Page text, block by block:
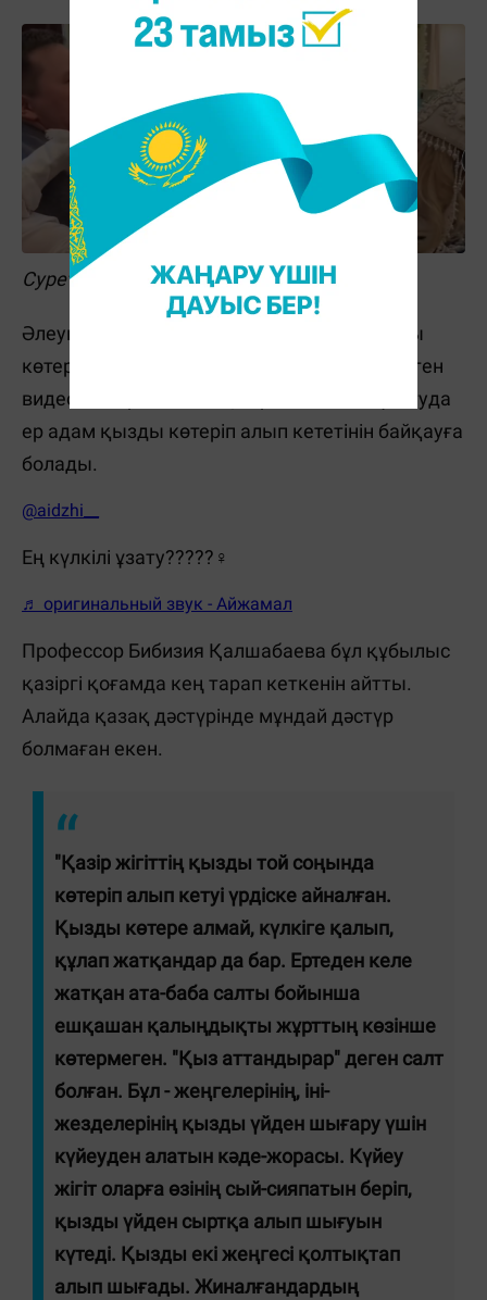
Сурет: TikTok
Әлеуметтік желілерде ұзату кезінде қызды
көтермек болған жігіттің "не жегенсің?" деген
видеосы тараған еді. Қазір кез келген ұзатуда
ер адам қызды көтеріп алып кететінін байқауға
болады.
@aidzhi__
Ең күлкілі ұзату?????‍♀️
♬ оригинальный звук - Айжамал
Профессор Бибизия Қалшабаева бұл құбылыс
қазіргі қоғамда кең тарап кеткенін айтты.
Алайда қазақ дәстүрінде мұндай дәстүр
болмаған екен.
"Қазір жігіттің қызды той соңында
көтеріп алып кетуі үрдіске айналған.
Қызды көтере алмай, күлкіге қалып,
құлап жатқандар да бар. Ертеден келе
жатқан ата-баба салты бойынша
ешқашан қалыңдықты жұрттың көзінше
көтермеген. "Қыз аттандырар" деген салт
болған. Бұл - жеңгелерінің, іні-
жезделерінің қызды үйден шығару үшін
күйеуден алатын кәде-жорасы. Күйеу
жігіт оларға өзінің сый-сияпатын беріп,
қызды үйден сыртқа алып шығуын
күтеді. Қызды екі жеңгесі қолтықтап
алып шығады. Жиналғандардың